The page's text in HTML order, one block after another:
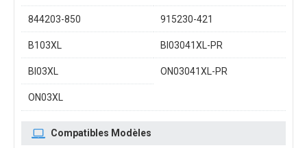
844203-850 915230-421
B103XL BI03041XL-PR
BI03XL ON03041XL-PR
ON03XL
Compatibles Modèles